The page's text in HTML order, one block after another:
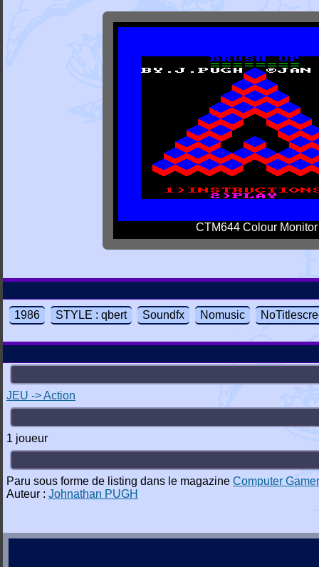
CTM644 Colour Monitor
1986 STYLE : qbert Soundfx Nomusic
JEU -> Action
1 joueur
Paru sous forme de listing dans le magazine Computer Gamer
Auteur : Johnathan PUGH